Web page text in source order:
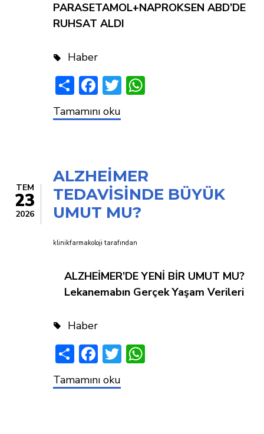
PARASETAMOL+NAPROKSEN ABD’DE
RUHSAT ALDI
Haber
ShareFacebook
Twitter
PARASETAMOL+NAPROKSEN
ABD’DE
Tamamını oku
TEM
23
2026
ALZHEİMER
TEDAVİSİNDE BÜYÜK
UMUT MU?
klinikfarmakoloji tarafından
ALZHEİMER’DE YENİ BİR UMUT MU?
Lekanemabın Gerçek Yaşam Verileri
Haber
ShareFacebook
Twitter
ALZHEİMER
TEDAVİSİNDE
Tamamını oku